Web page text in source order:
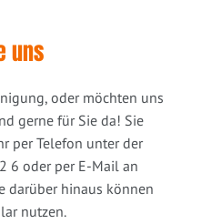
uns
oder möchten uns
gerne für Sie da! Sie
per Telefon unter der
6 oder per E-Mail an
darüber hinaus können
nutzen.